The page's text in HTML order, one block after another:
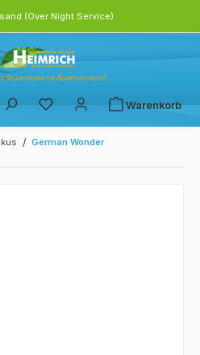
(Over Night Service)
Warenkorb
/ German Wonder